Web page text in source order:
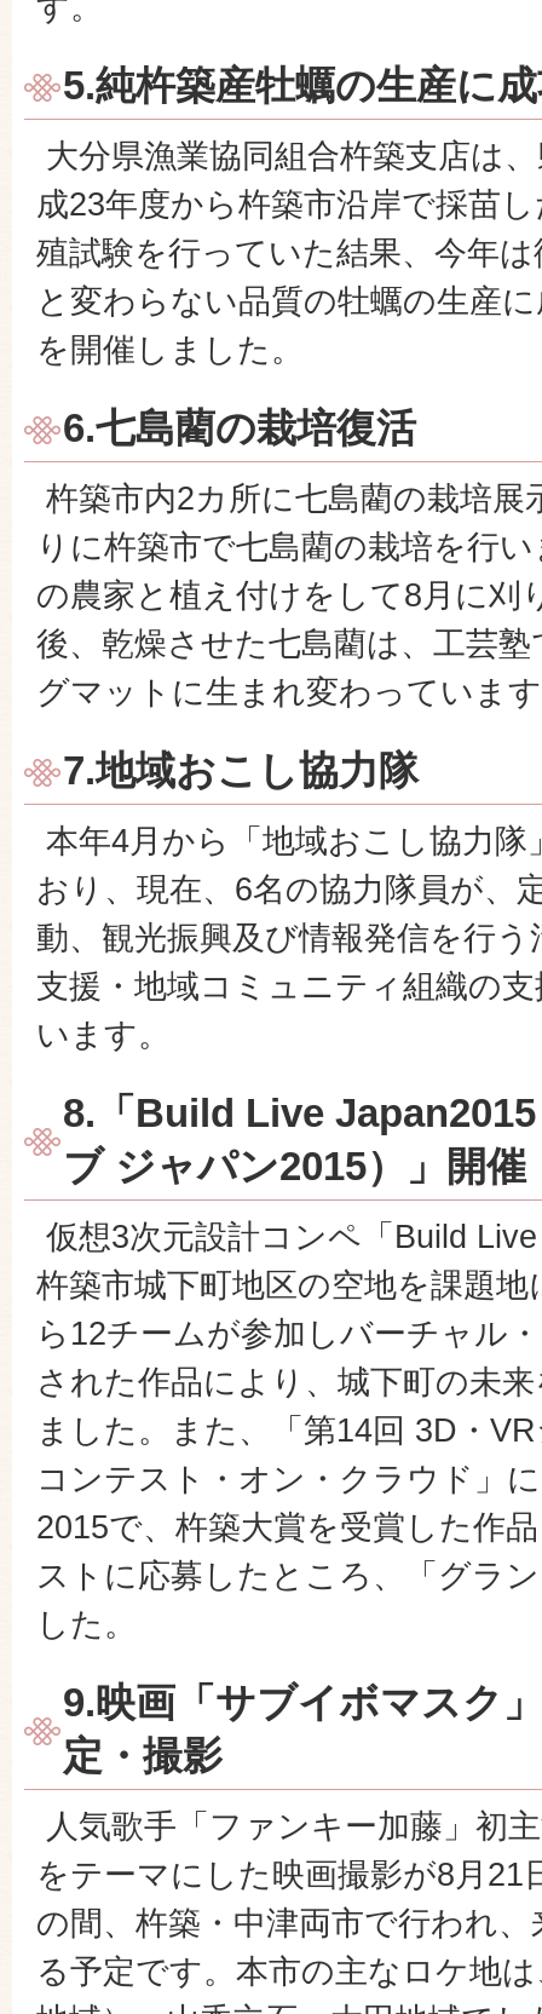
5.純杵築産牡蠣の生産に
大分県漁業協同組合杵築支店は
成23年度から杵築市沿岸で採苗
殖試験を行っていた結果、今年
と変わらない品質の牡蠣の生産
を開催しました。
6.七島藺の栽培復活
杵築市内2カ所に七島藺の栽培展
りに杵築市で七島藺の栽培を行
の農家と植え付けをして8月に刈
後、乾燥させた七島藺は、工芸
グマットに生まれ変わっていま
7.地域おこし協力隊
本年4月から「地域おこし協力隊
おり、現在、6名の協力隊員が、
動、観光振興及び情報発信を行
支援・地域コミュニティ組織の
います。
8.「Build Live
ブ ジャパン2015）」開催
仮想3次元設計コンペ「Build
杵築市城下町地区の空地を課題
ら12チームが参加しバーチャル
された作品により、城下町の未
ました。また、「第14回 3D・
コンテスト・オン・クラウド」
2015で、杵築大賞を受賞した作
ストに応募したところ、「グラ
した。
9.映画「サブイボマスク
定・撮影
人気歌手「ファンキー加藤」初
をテーマにした映画撮影が8月21
の間、杵築・中津両市で行われ
る予定です。本市の主なロケ地